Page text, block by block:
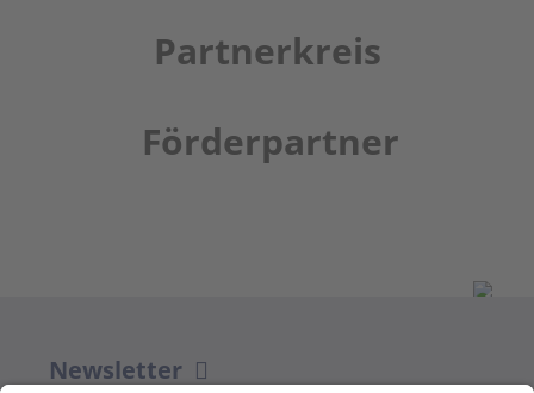
Partnerkreis
Förderpartner
Newsletter